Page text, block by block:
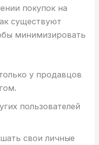
покупок на
существуют
минимизировать
у продавцов
пользователей
свои личные